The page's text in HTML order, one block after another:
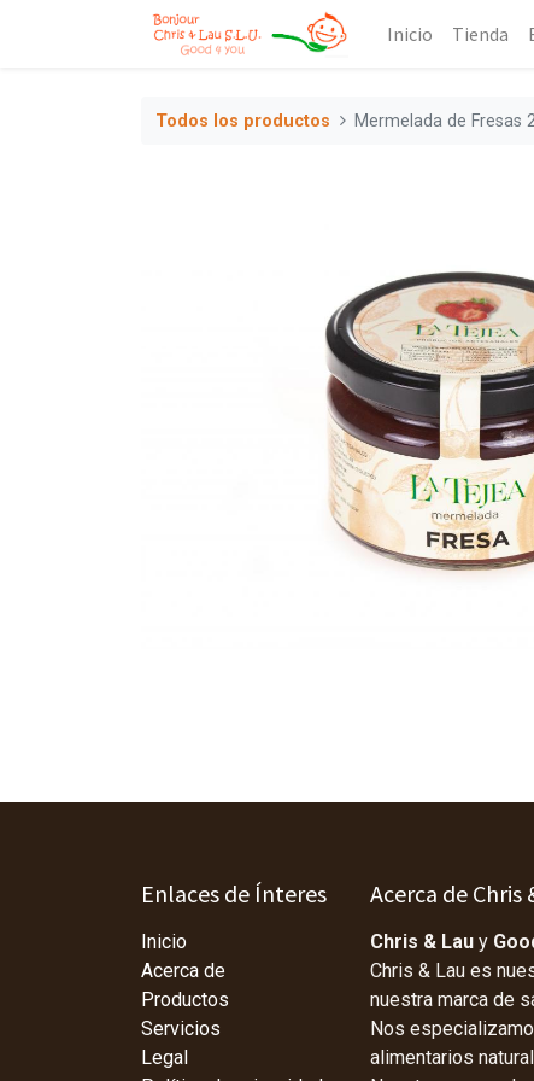
Inicio Tienda
Todos los productos Mermelada de Fresas
Enlaces de Ínteres
Inicio
Acerca de
Productos
Servicios
Legal
Acerca de Chris
Chris & Lau y
Chris & Lau es
nuestra marca de
Nos
alimentarios